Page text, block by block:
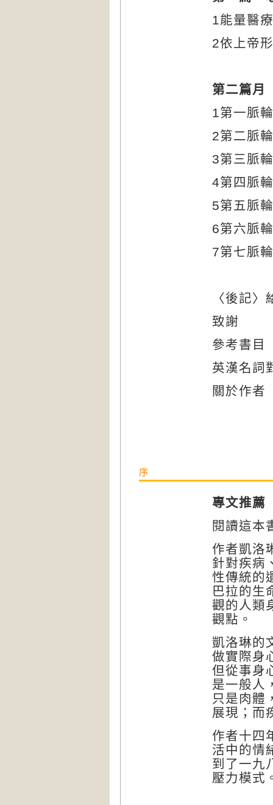
1能量醫
2依上帝
第二篇
1第一脈
2第二脈
3第三脈
4第四脈
5第五脈
6第六脈
7第七脈
〈後記
致謝
參考書目
英漢名詞
關於作者
序
專文推薦
閱讀這本
作者凱洛
針對疾病
性傳統的
巴拉的生
觀的人類
觀點。
凱洛琳的
做實際身
但從事身
是一般人
只是肉體
展現；而
作者十四
活中的情
到了一九
壓力模式